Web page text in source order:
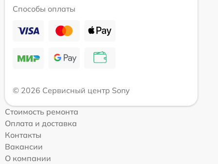
Способы оплаты
© 2026 Сервисный центр Sony
Стоимость ремонта
Оплата и доставка
Контакты
Вакансии
О компании